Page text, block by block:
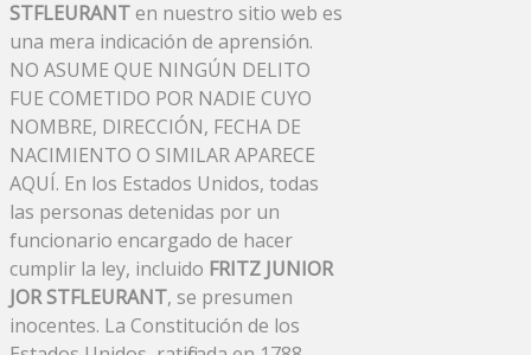
STFLEURANTen nuestro sitio web es
una mera indicación de aprensión.
NO ASUME QUE NINGÚN DELITO
FUE COMETIDO POR NADIE CUYO
NOMBRE, DIRECCIÓN, FECHA DE
NACIMIENTO O SIMILAR APARECE
AQUÍ. En los Estados Unidos, todas
las personas detenidas por un
funcionario encargado de hacer
cumplir la ley, incluido FRITZ JUNIOR
JOR STFLEURANT, se presumen
inocentes. La Constitución de los